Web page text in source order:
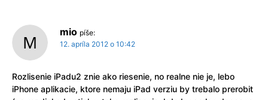
mio píše:
12. apríla 2012 o 10:42
Rozlisenie iPadu2 znie ako riesenie, no realne nie je, lebo
iPhone aplikacie, ktore nemaju iPad verziu by trebalo prerobit